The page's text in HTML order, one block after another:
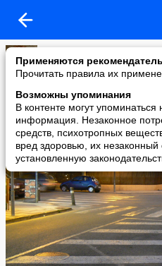
Применяются
Прочитать правила их
Возможны упоминания
В контенте могут
информация. Незаконное
средств, психотропных
вред здоровью, их
установленную
Елена Журавлёва
added a photo
08 Jan в 00:22